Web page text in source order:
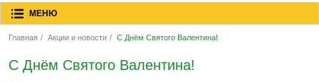
МЕНЮ
Главная / Акции и новости / С Днём Святого Валентина!
С Днём Святого Валентина!